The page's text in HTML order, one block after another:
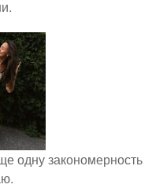
одну закономерность